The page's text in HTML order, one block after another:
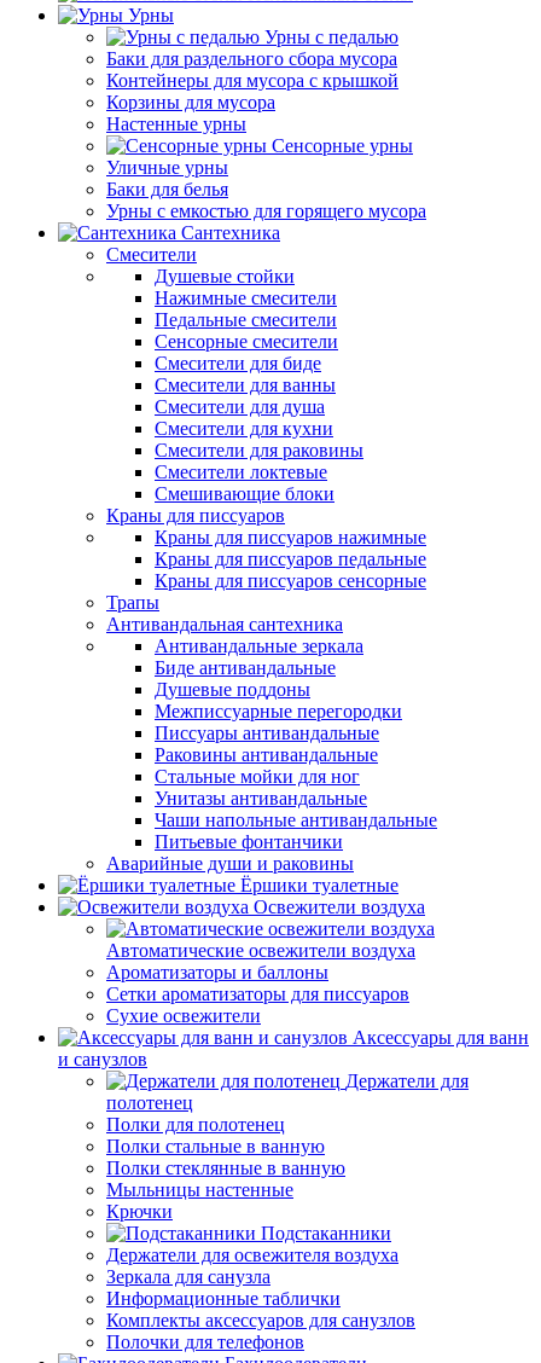
Урны
Урны с педалью
Баки для раздельного сбора мусора
Контейнеры для мусора с крышкой
Корзины для мусора
Настенные урны
Сенсорные урны
Уличные урны
Баки для белья
Урны с емкостью для горящего мусора
Сантехника
Смесители
Душевые стойки
Нажимные смесители
Педальные смесители
Сенсорные смесители
Смесители для биде
Смесители для ванны
Смесители для душа
Смесители для кухни
Смесители для раковины
Смесители локтевые
Смешивающие блоки
Краны для писсуаров
Краны для писсуаров нажимные
Краны для писсуаров педальные
Краны для писсуаров сенсорные
Трапы
Антивандальная сантехника
Антивандальные зеркала
Биде антивандальные
Душевые поддоны
Межписсуарные перегородки
Писсуары антивандальные
Раковины антивандальные
Стальные мойки для ног
Унитазы антивандальные
Чаши напольные антивандальные
Питьевые фонтанчики
Аварийные души и раковины
Ёршики туалетные
Освежители воздуха
Автоматические освежители воздуха
Ароматизаторы и баллоны
Сетки ароматизаторы для писсуаров
Сухие освежители
Аксессуары для ванн
и санузлов
Держатели для
полотенец
Полки для полотенец
Полки стальные в ванную
Полки стеклянные в ванную
Мыльницы настенные
Крючки
Подстаканники
Держатели для освежителя воздуха
Зеркала для санузла
Информационные таблички
Комплекты аксессуаров для санузлов
Полочки для телефонов